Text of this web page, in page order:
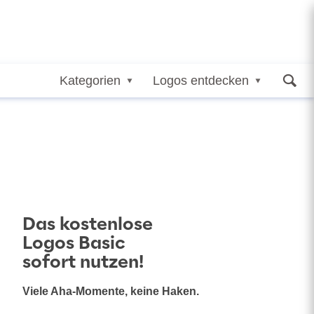
Kategorien Logos entdecken
Das kostenlose
Logos Basic
sofort nutzen!
Viele Aha-Momente, keine Haken.